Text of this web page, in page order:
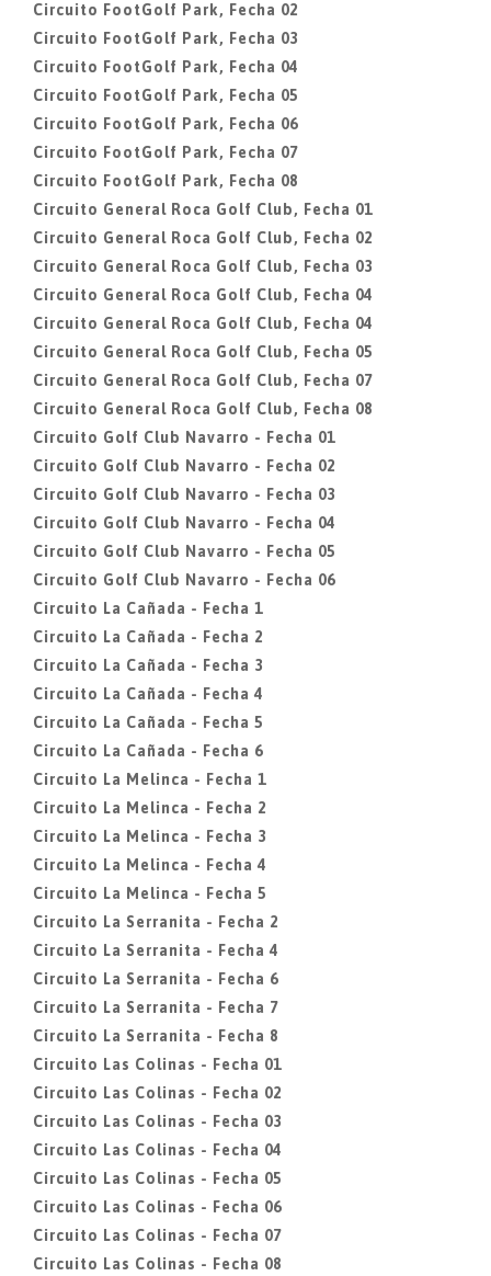
Circuito FootGolf Park, Fecha 02
Circuito FootGolf Park, Fecha 03
Circuito FootGolf Park, Fecha 04
Circuito FootGolf Park, Fecha 05
Circuito FootGolf Park, Fecha 06
Circuito FootGolf Park, Fecha 07
Circuito FootGolf Park, Fecha 08
Circuito General Roca Golf Club, Fecha 01
Circuito General Roca Golf Club, Fecha 02
Circuito General Roca Golf Club, Fecha 03
Circuito General Roca Golf Club, Fecha 04
Circuito General Roca Golf Club, Fecha 04
Circuito General Roca Golf Club, Fecha 05
Circuito General Roca Golf Club, Fecha 07
Circuito General Roca Golf Club, Fecha 08
Circuito Golf Club Navarro - Fecha 01
Circuito Golf Club Navarro - Fecha 02
Circuito Golf Club Navarro - Fecha 03
Circuito Golf Club Navarro - Fecha 04
Circuito Golf Club Navarro - Fecha 05
Circuito Golf Club Navarro - Fecha 06
Circuito La Cañada - Fecha 1
Circuito La Cañada - Fecha 2
Circuito La Cañada - Fecha 3
Circuito La Cañada - Fecha 4
Circuito La Cañada - Fecha 5
Circuito La Cañada - Fecha 6
Circuito La Melinca - Fecha 1
Circuito La Melinca - Fecha 2
Circuito La Melinca - Fecha 3
Circuito La Melinca - Fecha 4
Circuito La Melinca - Fecha 5
Circuito La Serranita - Fecha 2
Circuito La Serranita - Fecha 4
Circuito La Serranita - Fecha 6
Circuito La Serranita - Fecha 7
Circuito La Serranita - Fecha 8
Circuito Las Colinas - Fecha 01
Circuito Las Colinas - Fecha 02
Circuito Las Colinas - Fecha 03
Circuito Las Colinas - Fecha 04
Circuito Las Colinas - Fecha 05
Circuito Las Colinas - Fecha 06
Circuito Las Colinas - Fecha 07
Circuito Las Colinas - Fecha 08